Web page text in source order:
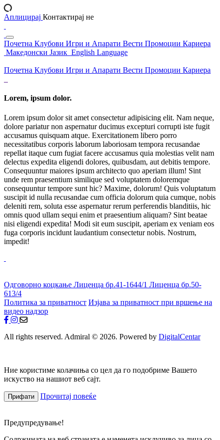
Аплицирај Контактирај не
Почетна Клубови Игри и Апарати Вести Промоции Кариера
Македонски Јазик English Language
Почетна Клубови Игри и Апарати Вести Промоции Кариера
Lorem, ipsum dolor.
Lorem ipsum dolor sit amet consectetur adipisicing elit. Nam neque,
dolore pariatur non aspernatur ducimus excepturi corrupti iste fugit
accusamus quisquam atque. Exercitationem libero porro
necessitatibus corporis laborum laboriosam tempora recusandae
repellat itaque cum fugiat facere accusamus quia molestias velit nam
delectus expedita eligendi dolores, quibusdam, aut debitis tempore.
Consequuntur maiores ipsum architecto quo aperiam illum! Sint
unde rem praesentium similique sed voluptatem doloremque
consequuntur tempore sunt hic? Maxime, dolorum! Quis voluptatum
suscipit id nulla recusandae cum officia dolorum quia cumque, nobis
deleniti rem, soluta esse aspernatur rerum perferendis blanditiis, hic
omnis quod ullam sequi enim et praesentium aliquam? Sint beatae
nisi eligendi expedita! Modi sit eum suscipit, aperiam ex veniam eos
fuga corporis incidunt laudantium consectetur nobis. Nostrum,
impedit!
Одговорно коцкање Лиценца бр.41-1644/1 Лиценца бр.50-
613/4
Политика за приватност Изјава за приватност при вршење на
видео надзор
All rights reserved. Admiral © 2026. Powered by DigitalCentar
Ние користиме колачиња со цел да го подобриме Вашето
искуство на нашиот веб сајт.
Прифати Прочитај повеќе
Предупредување!